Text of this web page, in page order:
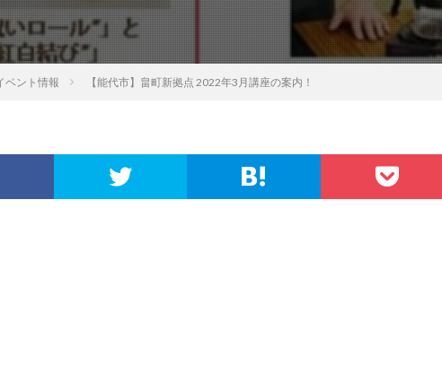
ベント情報 【能代市】畠町新拠点 2022年3月講座の案内！